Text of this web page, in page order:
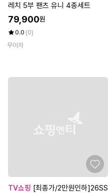
레치 5부 팬츠 유니 4종세트
79,900원
0.0 (0)
무이자
TV쇼핑